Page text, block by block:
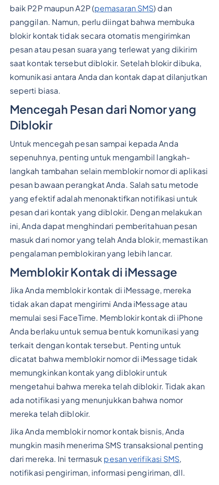
baik P2P maupun A2P (pemasaran SMS) dan
panggilan. Namun, perlu diingat bahwa membuka
blokir kontak tidak secara otomatis mengirimkan
pesan atau pesan suara yang terlewat yang dikirim
saat kontak tersebut diblokir. Setelah blokir dibuka,
komunikasi antara Anda dan kontak dapat dilanjutkan
seperti biasa.
Mencegah Pesan dari Nomor yang
Diblokir
Untuk mencegah pesan sampai kepada Anda
sepenuhnya, penting untuk mengambil langkah-
langkah tambahan selain memblokir nomor di aplikasi
pesan bawaan perangkat Anda. Salah satu metode
yang efektif adalah menonaktifkan notifikasi untuk
pesan dari kontak yang diblokir. Dengan melakukan
ini, Anda dapat menghindari pemberitahuan pesan
masuk dari nomor yang telah Anda blokir, memastikan
pengalaman pemblokiran yang lebih lancar.
Memblokir Kontak di iMessage
Jika Anda memblokir kontak di iMessage, mereka
tidak akan dapat mengirimi Anda iMessage atau
memulai sesi FaceTime. Memblokir kontak di iPhone
Anda berlaku untuk semua bentuk komunikasi yang
terkait dengan kontak tersebut. Penting untuk
dicatat bahwa memblokir nomor di iMessage tidak
memungkinkan kontak yang diblokir untuk
mengetahui bahwa mereka telah diblokir. Tidak akan
ada notifikasi yang menunjukkan bahwa nomor
mereka telah diblokir.
Jika Anda memblokir nomor kontak bisnis, Anda
mungkin masih menerima SMS transaksional penting
dari mereka. Ini termasuk pesan verifikasi SMS,
notifikasi pengiriman, informasi pengiriman, dll.